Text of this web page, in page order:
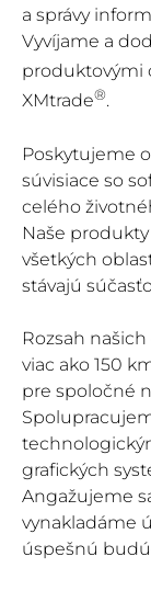
a správy
Vyvíjame a
produktovými
XMtrade®.
Poskytujeme
súvisiace so
celého
Naše
všetkých
stávajú
Rozsah
viac ako 150
pre spoločné
grafických
Angažujeme
vynakladáme
úspešnú